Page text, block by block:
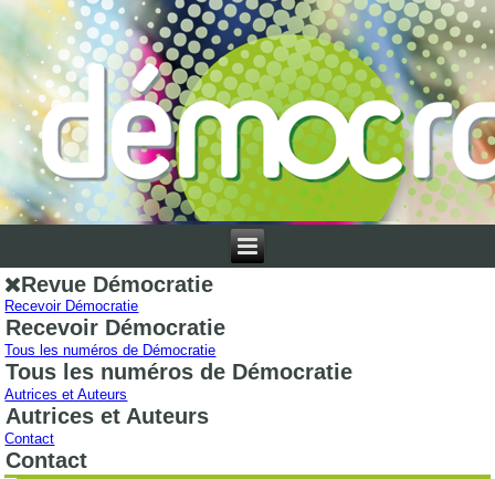
Revue Démocratie
Recevoir Démocratie
Recevoir Démocratie
Tous les numéros de Démocratie
Tous les numéros de Démocratie
Autrices et Auteurs
Autrices et Auteurs
Contact
Contact